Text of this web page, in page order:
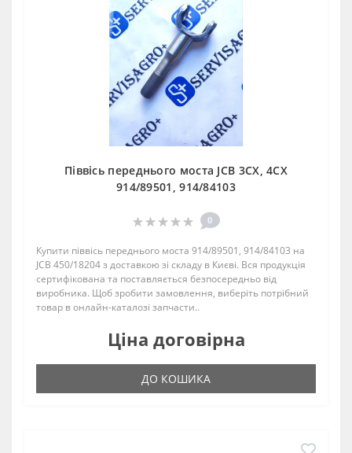
Піввісь переднього моста JCB 3CX, 4CX
914/89501, 914/84103
0
Купити піввісь переднього моста 914/89501, 914/84103 на
JCB 450/18204 з доставкою зі складу в Києві. Вся продукція
сертифікована та поставляється безпосередньо від
виробника. Щоб зробити замовлення, виберіть потрібний
товар в онлайн-каталозі запчасти..
Ціна договірна
ДО КОШИКА